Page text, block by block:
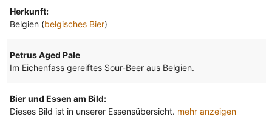
Herkunft:
Belgien (belgisches Bier)
Petrus Aged Pale
Im Eichenfass gereiftes Sour-Beer aus Belgien.
Bier und Essen am Bild:
Dieses Bild ist in unserer Essensübersicht. mehr anzeigen